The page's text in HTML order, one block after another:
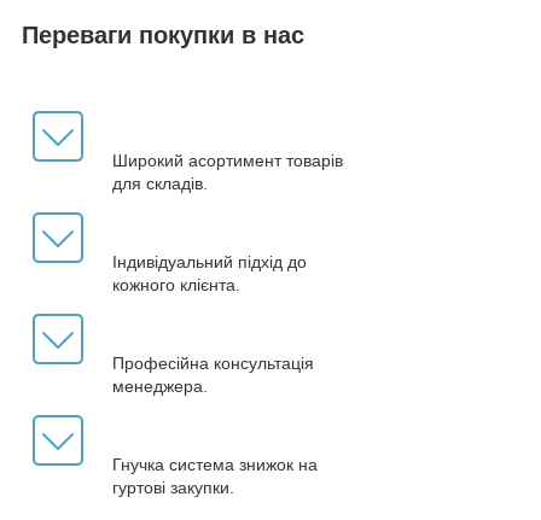
Переваги покупки в нас
Широкий асортимент товарів
для складів.
Індивідуальний підхід до
кожного клієнта.
Професійна консультація
менеджера.
Гнучка система знижок на
гуртові закупки.